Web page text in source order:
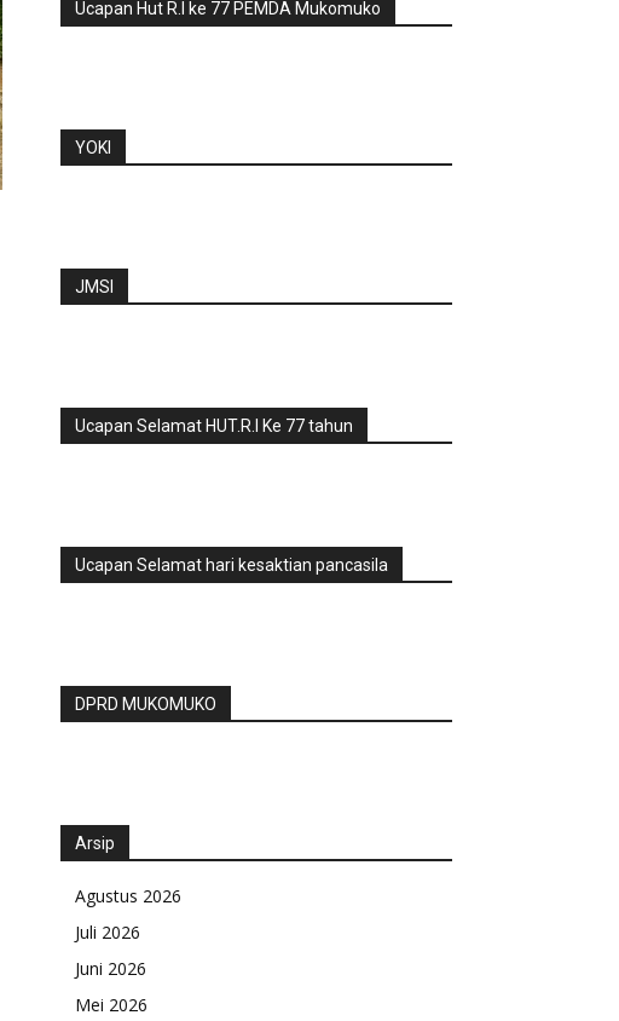
Ucapan Hut R.I ke 77 PEMDA Mukomuko
YOKI
JMSI
Ucapan Selamat HUT.R.I Ke 77 tahun
Ucapan Selamat hari kesaktian pancasila
DPRD MUKOMUKO
Arsip
Agustus 2026
Juli 2026
Juni 2026
Mei 2026